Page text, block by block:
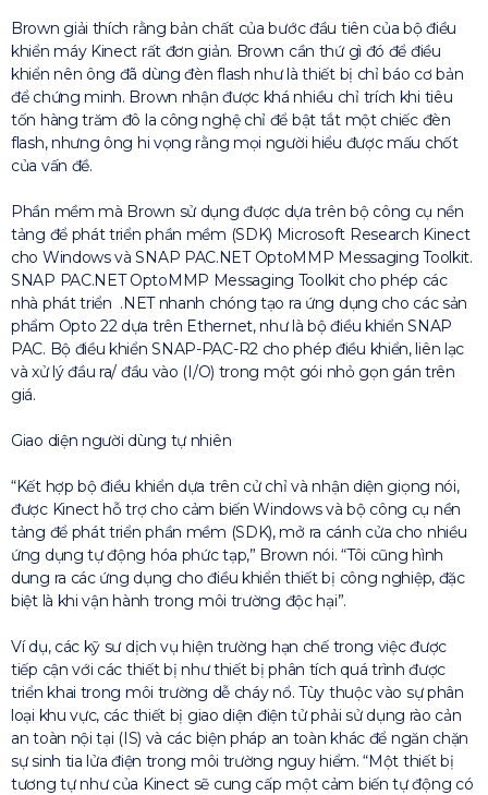
Brown giải thích rằng bản chất của bước đầu tiên của bộ điều
khiển máy Kinect rất đơn giản. Brown cần thứ gì đó để điều
khiển nên ông đã dùng đèn flash như là thiết bị chỉ báo cơ bản
để chứng minh. Brown nhận được khá nhiều chỉ trích khi tiêu
tốn hàng trăm đô la công nghệ chỉ để bật tắt một chiếc đèn
flash, nhưng ông hi vọng rằng mọi người hiểu được mấu chốt
của vấn đề.
Phần mềm mà Brown sử dụng được dựa trên bộ công cụ nền
tảng để phát triển phần mềm (SDK) Microsoft Research Kinect
cho Windows và SNAP PAC.NET OptoMMP Messaging Toolkit.
SNAP PAC.NET OptoMMP Messaging Toolkit cho phép các
nhà phát triển .NET nhanh chóng tạo ra ứng dụng cho các sản
phẩm Opto 22 dựa trên Ethernet, như là bộ điều khiển SNAP
PAC. Bộ điều khiển SNAP-PAC-R2 cho phép điều khiển, liên lạc
và xử lý đầu ra/ đầu vào (I/O) trong một gói nhỏ gọn gán trên
giá.
Giao diện người dùng tự nhiên
“Kết hợp bộ điều khiển dựa trên cử chỉ và nhận diện giọng nói,
được Kinect hỗ trợ cho cảm biến Windows và bộ công cụ nền
tảng để phát triển phần mềm (SDK), mở ra cánh cửa cho nhiều
ứng dụng tự động hóa phức tạp,” Brown nói. “Tôi cũng hình
dung ra các ứng dụng cho điều khiển thiết bị công nghiệp, đặc
biệt là khi vận hành trong môi trường độc hại”.
Ví dụ, các kỹ sư dịch vụ hiện trường hạn chế trong việc được
tiếp cận với các thiết bị như thiết bị phân tích quá trình được
triển khai trong môi trường dễ cháy nổ. Tùy thuộc vào sự phân
loại khu vực, các thiết bị giao diện điện tử phải sử dụng rào cản
an toàn nội tại (IS) và các biện pháp an toàn khác để ngăn chặn
sự sinh tia lửa điện trong môi trường nguy hiểm. “Một thiết bị
tương tự như của Kinect sẽ cung cấp một cảm biến tự động có